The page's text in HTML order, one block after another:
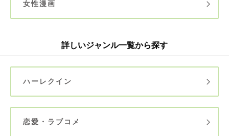
女性漫画
詳しいジャンル一覧から探す
ハーレクイン
恋愛・ラブコメ